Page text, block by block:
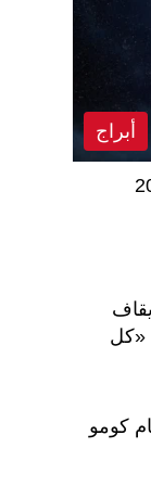
أبراج
«كل
كومو